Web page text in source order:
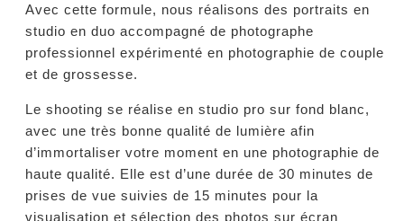
Avec cette formule, nous réalisons des portraits en
studio en duo accompagné de photographe
professionnel expérimenté en photographie de couple
et de grossesse.
Le shooting se réalise en studio pro sur fond blanc,
avec une très bonne qualité de lumière afin
d’immortaliser votre moment en une photographie de
haute qualité. Elle est d’une durée de 30 minutes de
prises de vue suivies de 15 minutes pour la
visualisation et sélection des photos sur écran